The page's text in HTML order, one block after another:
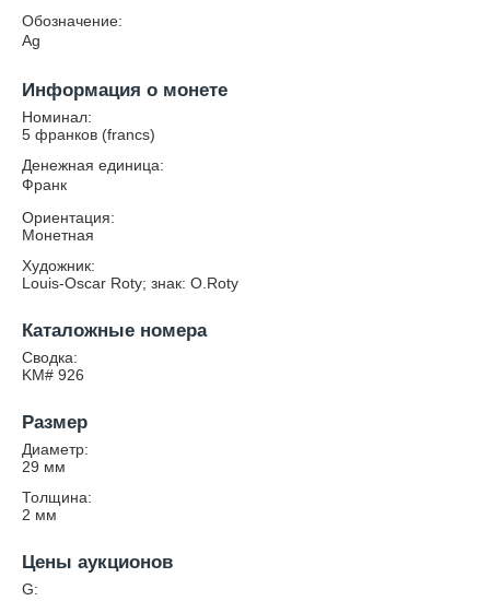
Обозначение:
Ag
Информация о монете
Номинал:
5 франков (francs)
Денежная единица:
Франк
Ориентация:
Монетная
Художник:
Louis-Oscar Roty; знак: O.Roty
Каталожные номера
Сводка:
KM# 926
Размер
Диаметр:
29 мм
Толщина:
2 мм
Цены аукционов
G: